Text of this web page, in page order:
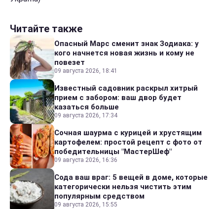
Читайте также
Опасный Марс сменит знак Зодиака: у
кого начнется новая жизнь и кому не
повезет
09 августа 2026, 18:41
Известный садовник раскрыл хитрый
прием с забором: ваш двор будет
казаться больше
09 августа 2026, 17:34
Сочная шаурма с курицей и хрустящим
картофелем: простой рецепт с фото от
победительницы "МастерШеф"
09 августа 2026, 16:36
Сода ваш враг: 5 вещей в доме, которые
категорически нельзя чистить этим
популярным средством
09 августа 2026, 15:55